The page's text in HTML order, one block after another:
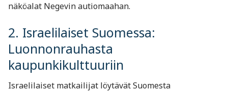
näköalat Negevin autiomaahan.
2. Israelilaiset Suomessa:
Luonnonrauhasta
kaupunkikulttuuriin
Israelilaiset matkailijat löytävät Suomesta